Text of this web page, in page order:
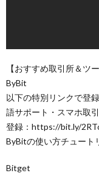
【おすすめ取引所＆ツー
ByBit
以下の特別リンクで登
語サポート・スマホ取
登録：https://bit.ly/
ByBitの使い方チュー
Bitget